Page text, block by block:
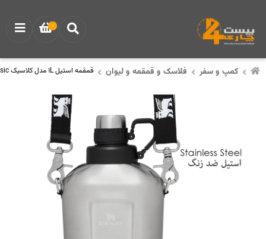
کمپ و سفر فلاسک و قمقمه و لیوان قمقمه استیل 1L مدل کلاسیک Classic برند استنلی Stanley
0